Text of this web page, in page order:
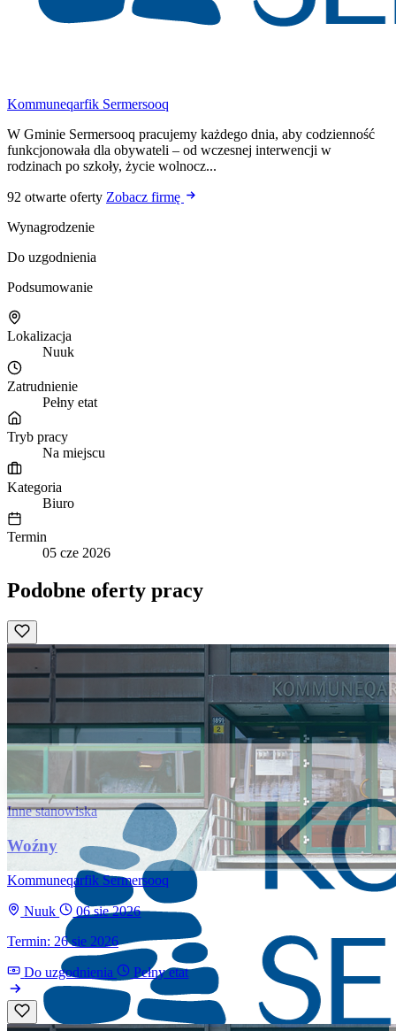
Kommuneqarfik Sermersooq
W Gminie Sermersooq pracujemy każdego dnia, aby codzienność
funkcjonowała dla obywateli – od wczesnej interwencji w
rodzinach po szkoły, życie wolnocz...
92 otwarte oferty Zobacz firmę
Wynagrodzenie
Do uzgodnienia
Podsumowanie
Lokalizacja
Nuuk
Zatrudnienie
Pełny etat
Tryb pracy
Na miejscu
Kategoria
Biuro
Termin
05 cze 2026
Podobne oferty pracy
Inne stanowiska
Woźny
Kommuneqarfik Sermersooq
Nuuk
06 sie 2026
Termin: 26 sie 2026
Do uzgodnienia Pełny etat